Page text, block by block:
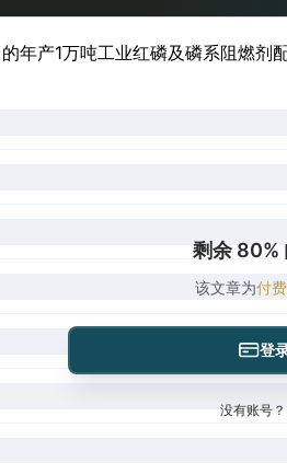
年产1万吨工业红磷及磷系阻燃剂
剩余 80%
该文章为付
登
没有账号？